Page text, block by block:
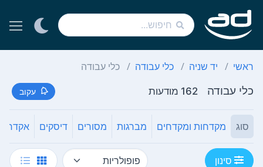
ראשי יד שניה כלי עבודה כלי עבודה
כלי עבודה 162 מודעות עקוב
סוג מקדחות ומקדחים מברגות מסורים דיסקים אקדחי
סינון